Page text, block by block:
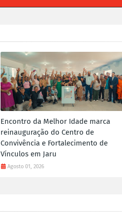
Encontro da Melhor Idade marca
reinauguração do Centro de
Convivência e Fortalecimento de
Vínculos em Jaru
Agosto 01, 2026